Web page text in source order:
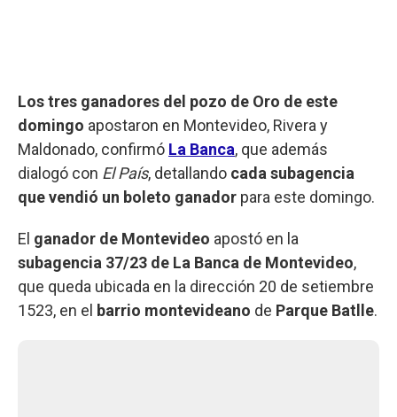
Los tres ganadores del pozo de Oro de este
domingo apostaron en Montevideo, Rivera y
Maldonado, confirmó La Banca, que además
dialogó con El País, detallando cada subagencia
que vendió un boleto ganador para este domingo.
El ganador de Montevideo apostó en la
subagencia 37/23 de La Banca de Montevideo,
que queda ubicada en la dirección 20 de setiembre
1523, en el barrio montevideano de Parque Batlle.